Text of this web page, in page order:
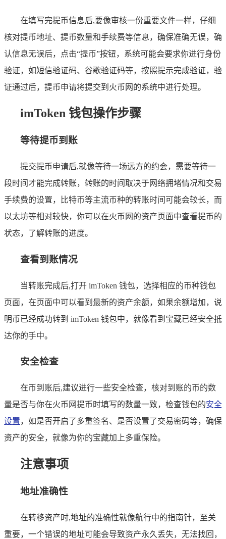
在填写完提币信息后,要像审核一份重要文件一样，仔细
核对提币地址、提币数量和手续费等信息，确保准确无误，确
认信息无误后，点击“提币”按钮，系统可能会要求你进行身份
验证，如短信验证码、谷歌验证码等，按照提示完成验证，验
证通过后，提币申请将提交到火币网的系统中进行处理。
imToken 钱包操作步骤
等待提币到账
提交提币申请后,就像等待一场远方的约会，需要等待一
段时间才能完成转账，转账的时间取决于网络拥堵情况和交易
手续费的设置，比特币等主流币种的转账时间可能会较长，而
以太坊等相对较快，你可以在火币网的资产页面中查看提币的
状态，了解转账的进度。
查看到账情况
当转账完成后,打开 imToken 钱包，选择相应的币种钱包
页面，在页面中可以看到最新的资产余额，如果余额增加，说
明币已经成功转到 imToken 钱包中，就像看到宝藏已经安全抵
达你的手中。
安全检查
在币到账后,建议进行一些安全检查，核对到账的币的数
量是否与你在火币网提币时填写的数量一致，检查钱包的安全
设置，如是否开启了多重签名、是否设置了交易密码等，确保
资产的安全，就像为你的宝藏加上多重保险。
注意事项
地址准确性
在转移资产时,地址的准确性就像航行中的指南针，至关
重要，一个错误的地址可能会导致资产永久丢失，无法找回，